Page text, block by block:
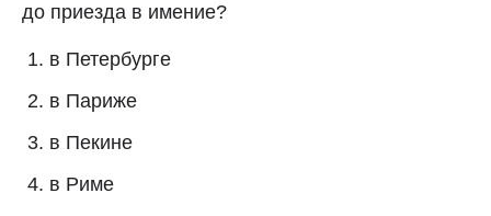
до приезда в имение?
в Петербурге
в Париже
в Пекине
в Риме